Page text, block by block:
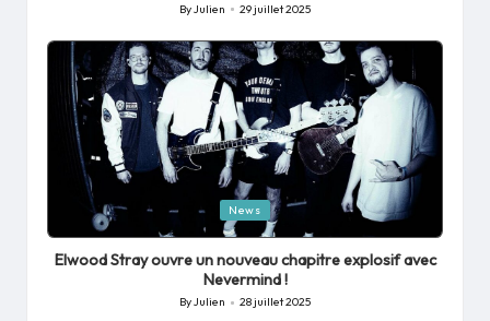
Posted
by
ByJulien 29 juillet 2025
Posted
News
Elwood Stray ouvre un nouveau chapitre explosif avec
Nevermind !
Posted
ByJulien 28 juillet 2025